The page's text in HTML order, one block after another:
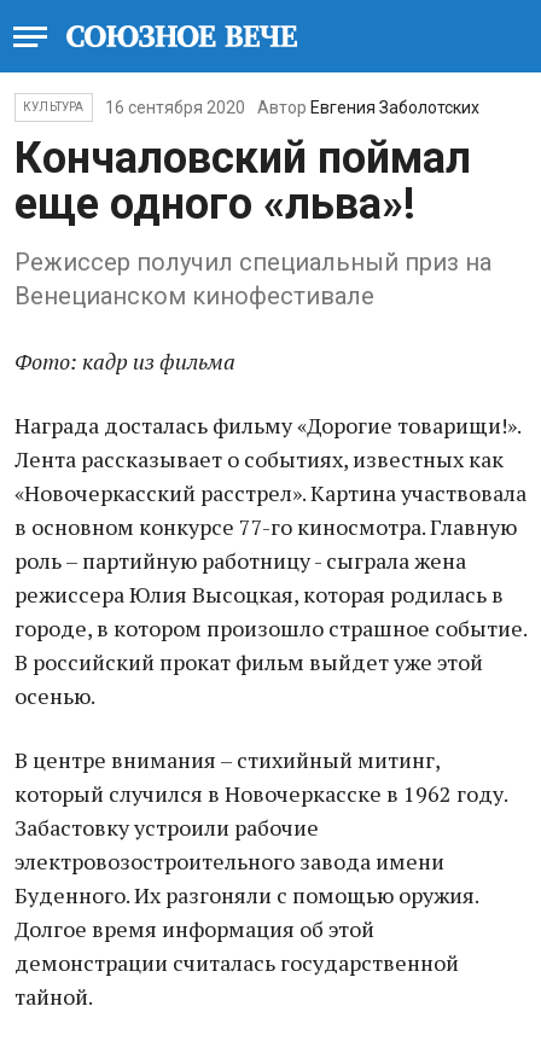
КУЛЬТУРА 16 сентября 2020 Автор Евгения Заболотских
Кончаловский поймал
еще одного «льва»!
Режиссер получил специальный приз на
Венецианском кинофестивале
Фото: кадр из фильма
Награда досталась фильму «Дорогие товарищи!».
Лента рассказывает о событиях, известных как
«Новочеркасский расстрел». Картина участвовала
в основном конкурсе 77-го киносмотра. Главную
роль – партийную работницу - сыграла жена
режиссера Юлия Высоцкая, которая родилась в
городе, в котором произошло страшное событие.
В российский прокат фильм выйдет уже этой
осенью.
В центре внимания – стихийный митинг,
который случился в Новочеркасске в 1962 году.
Забастовку устроили рабочие
электровозостроительного завода имени
Буденного. Их разгоняли с помощью оружия.
Долгое время информация об этой
демонстрации считалась государственной
тайной.